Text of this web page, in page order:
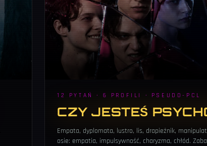
12 PYTAŃ · 6 PROFILI · PSEUDO-PCL
CZY JESTEŚ
Empata, dyplomata, lustro, lis, drapieżnik,
osie: empatia, impulsywność, charyzma, chłód.